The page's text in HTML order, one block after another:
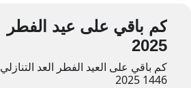
كم باقي على عيد الفطر
2025
كم باقي على العيد الفطر العد التنازلي
1446 2025